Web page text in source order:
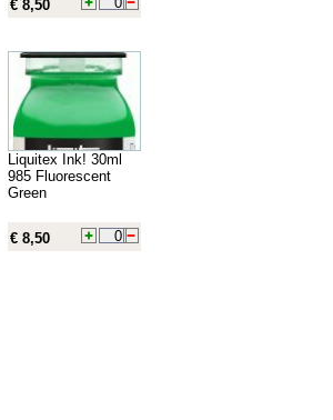
€ 8,50
Liquitex Ink! 30ml
985 Fluorescent
Green
€ 8,50